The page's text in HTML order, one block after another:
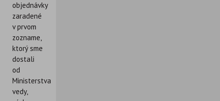
objednávky
zaradené
v prvom
zozname,
ktorý sme
dostali
od
Ministerstva
vedy,